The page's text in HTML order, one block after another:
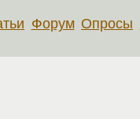
Форум Опросы